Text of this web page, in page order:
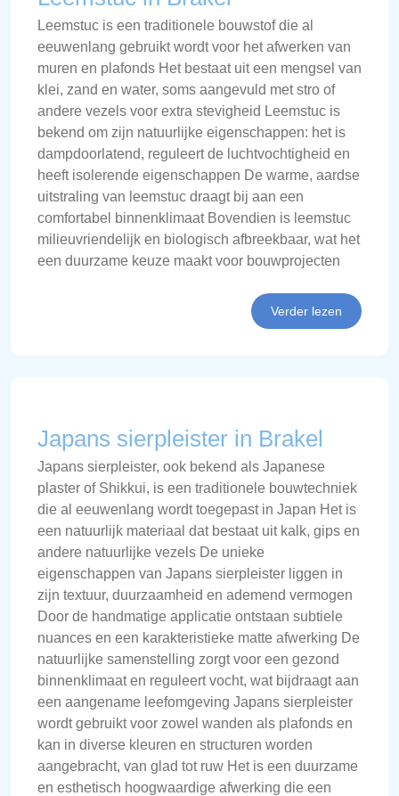
Leemstuc is een traditionele bouwstof die al
eeuwenlang gebruikt wordt voor het afwerken van
muren en plafonds Het bestaat uit een mengsel van
klei, zand en water, soms aangevuld met stro of
andere vezels voor extra stevigheid Leemstuc is
bekend om zijn natuurlijke eigenschappen: het is
dampdoorlatend, reguleert de luchtvochtigheid en
heeft isolerende eigenschappen De warme, aardse
uitstraling van leemstuc draagt bij aan een
comfortabel binnenklimaat Bovendien is leemstuc
milieuvriendelijk en biologisch afbreekbaar, wat het
een duurzame keuze maakt voor bouwprojecten
Verder lezen
Japans sierpleister in Brakel
Japans sierpleister, ook bekend als Japanese
plaster of Shikkui, is een traditionele bouwtechniek
die al eeuwenlang wordt toegepast in Japan Het is
een natuurlijk materiaal dat bestaat uit kalk, gips en
andere natuurlijke vezels De unieke
eigenschappen van Japans sierpleister liggen in
zijn textuur, duurzaamheid en ademend vermogen
Door de handmatige applicatie ontstaan subtiele
nuances en een karakteristieke matte afwerking De
natuurlijke samenstelling zorgt voor een gezond
binnenklimaat en reguleert vocht, wat bijdraagt aan
een aangename leefomgeving Japans sierpleister
wordt gebruikt voor zowel wanden als plafonds en
kan in diverse kleuren en structuren worden
aangebracht, van glad tot ruw Het is een duurzame
en esthetisch hoogwaardige afwerking die een